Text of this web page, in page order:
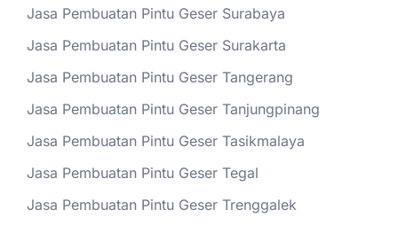
Jasa Pembuatan Pintu Geser Surabaya
Jasa Pembuatan Pintu Geser Surakarta
Jasa Pembuatan Pintu Geser Tangerang
Jasa Pembuatan Pintu Geser Tanjungpinang
Jasa Pembuatan Pintu Geser Tasikmalaya
Jasa Pembuatan Pintu Geser Tegal
Jasa Pembuatan Pintu Geser Trenggalek